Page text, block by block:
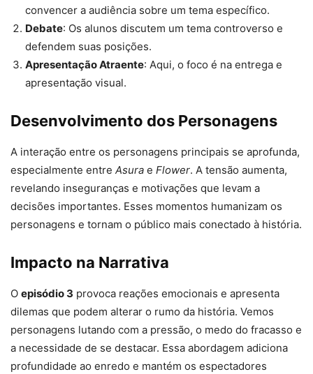
convencer a audiência sobre um tema específico.
Debate: Os alunos discutem um tema controverso e
defendem suas posições.
Apresentação Atraente: Aqui, o foco é na entrega e
apresentação visual.
Desenvolvimento dos Personagens
A interação entre os personagens principais se aprofunda,
especialmente entre Asura e Flower. A tensão aumenta,
revelando inseguranças e motivações que levam a
decisões importantes. Esses momentos humanizam os
personagens e tornam o público mais conectado à história.
Impacto na Narrativa
O episódio 3 provoca reações emocionais e apresenta
dilemas que podem alterar o rumo da história. Vemos
personagens lutando com a pressão, o medo do fracasso e
a necessidade de se destacar. Essa abordagem adiciona
profundidade ao enredo e mantém os espectadores